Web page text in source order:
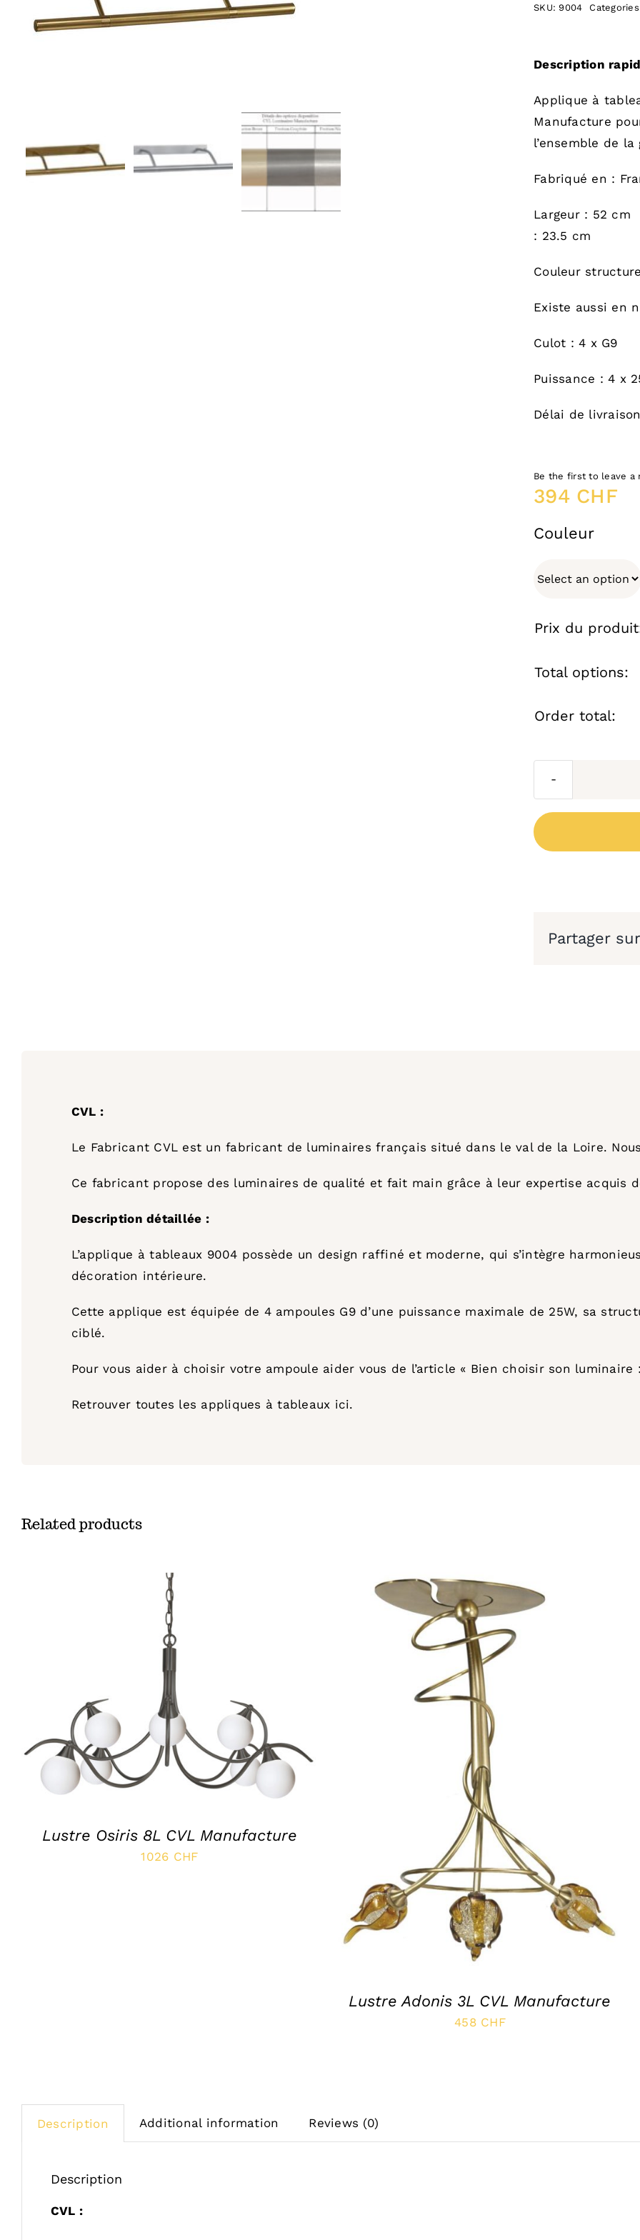
SKU: 9004
Description
Applique à
Manufacture
l’ensemble de
Fabriqué en :
Largeur : 52
: 23.5 cm
Couleur
Existe aussi en
Culot : 4 x G9
Puissance : 4 x
Délai de
Be the first to leave a
394 CHF
Couleur
Prix du
Total options:
Order total:
Partager sur
CVL :
Le Fabricant CVL est un fabricant de luminaires français situé dans le val de la Loire.
Ce fabricant propose des luminaires de qualité et fait main grâce à leur expertise acquis
Description détaillée :
L’applique à tableaux 9004 possède un design raffiné et moderne, qui s’intègre
décoration intérieure.
Cette applique est équipée de 4 ampoules G9 d’une puissance maximale de 25W, sa
ciblé.
Pour vous aider à choisir votre ampoule aider vous de l’article « Bien choisir son luminaire
Retrouver toutes les appliques à tableaux ici.
Related products
SELECT OPTIONS
Lustre Osiris 8L CVL Manufacture
1026 CHF
SELECT OPTIONS
Lustre Adonis 3L CVL Manufacture
458 CHF
Description Additional information Reviews (0)
Description
CVL :